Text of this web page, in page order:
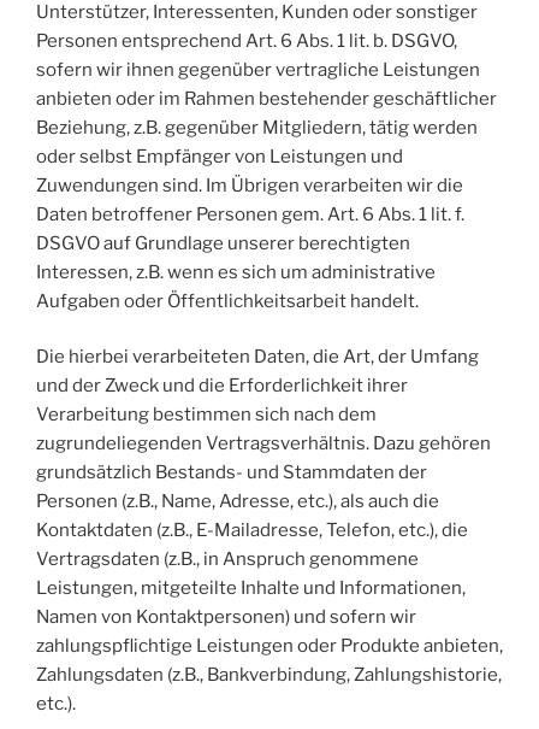
Unterstützer, Interessenten, Kunden oder sonstiger
Personen entsprechend Art. 6 Abs. 1 lit. b. DSGVO,
sofern wir ihnen gegenüber vertragliche Leistungen
anbieten oder im Rahmen bestehender geschäftlicher
Beziehung, z.B. gegenüber Mitgliedern, tätig werden
oder selbst Empfänger von Leistungen und
Zuwendungen sind. Im Übrigen verarbeiten wir die
Daten betroffener Personen gem. Art. 6 Abs. 1 lit. f.
DSGVO auf Grundlage unserer berechtigten
Interessen, z.B. wenn es sich um administrative
Aufgaben oder Öffentlichkeitsarbeit handelt.
Die hierbei verarbeiteten Daten, die Art, der Umfang
und der Zweck und die Erforderlichkeit ihrer
Verarbeitung bestimmen sich nach dem
zugrundeliegenden Vertragsverhältnis. Dazu gehören
grundsätzlich Bestands- und Stammdaten der
Personen (z.B., Name, Adresse, etc.), als auch die
Kontaktdaten (z.B., E-Mailadresse, Telefon, etc.), die
Vertragsdaten (z.B., in Anspruch genommene
Leistungen, mitgeteilte Inhalte und Informationen,
Namen von Kontaktpersonen) und sofern wir
zahlungspflichtige Leistungen oder Produkte anbieten,
Zahlungsdaten (z.B., Bankverbindung, Zahlungshistorie,
etc.).